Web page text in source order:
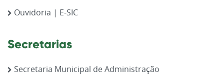
Ouvidoria | E-SIC
Secretarias
Secretaria Municipal de Administração